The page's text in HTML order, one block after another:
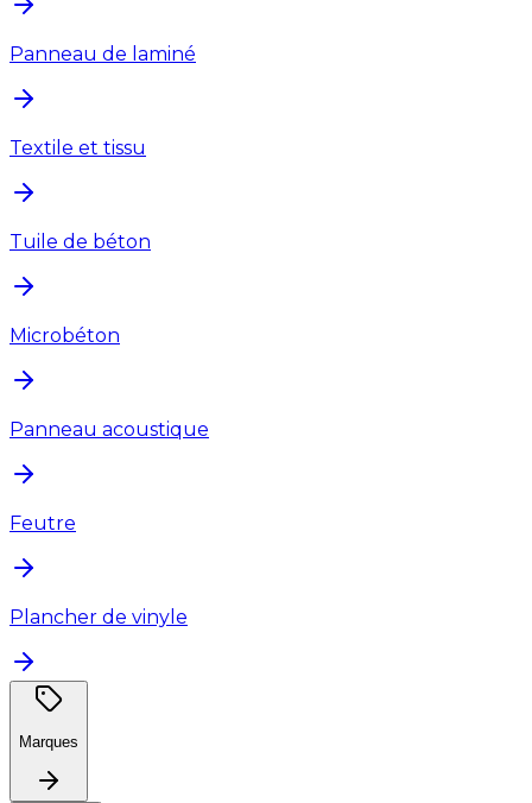
Panneau de laminé
Textile et tissu
Tuile de béton
Microbéton
Panneau acoustique
Feutre
Plancher de vinyle
Marques